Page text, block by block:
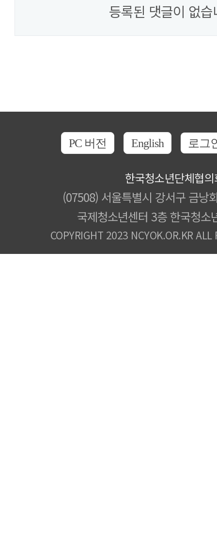
등록된 댓글이 없습
PC 버전 English 로그
한국청소년단체협
(07508) 서울특별시 강서구 금낭
국제청소년센터 3층 한국청소
COPYRIGHT 2023 NCYOK.OR.KR ALL